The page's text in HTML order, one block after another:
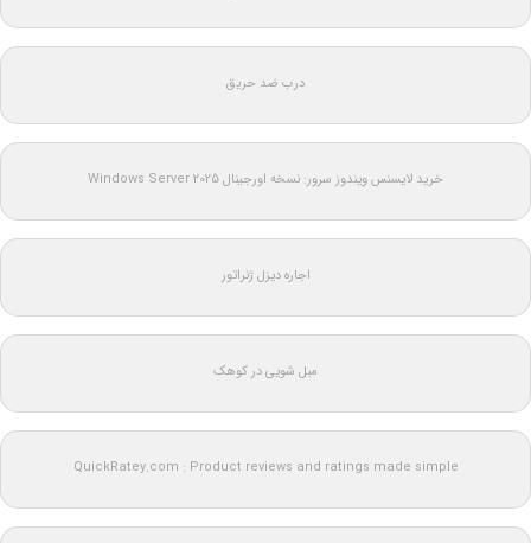
درب ضد حریق
خرید لایسنس ویندوز سرور: نسخه اورجینال Windows Server 2025
اجاره دیزل ژنراتور
مبل شویی در کوهک
QuickRatey.com : Product reviews and ratings made simple